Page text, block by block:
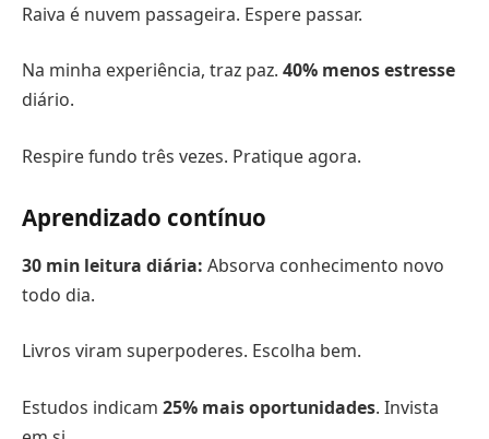
Raiva é nuvem passageira. Espere passar.
Na minha experiência, traz paz. 40% menos estresse
diário.
Respire fundo três vezes. Pratique agora.
Aprendizado contínuo
30 min leitura diária: Absorva conhecimento novo
todo dia.
Livros viram superpoderes. Escolha bem.
Estudos indicam 25% mais oportunidades. Invista